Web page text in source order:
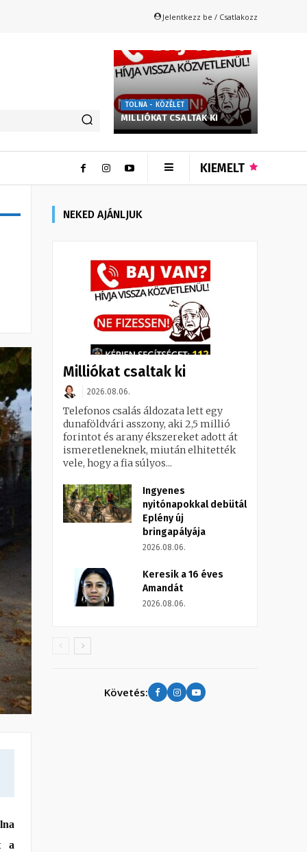
Jelentkezz be / Csatlakozz
TOLNA - KÖZÉLET
MILLIÓKAT CSALTAK KI
KIEMELT
a
NEKED AJÁNLJUK
Milliókat csaltak ki
2026.08.06.
Telefonos csalás áldozata lett egy
dunaföldvári asszony, aki 2,5 millió
forintot és arany ékszereket adott át
ismeretleneknek, miután elhitették
vele, hogy a fia súlyos...
Ingyenes
nyitónapokkal debütál
Eplény új
bringapályája
2026.08.06.
Keresik a 16 éves
Amandát
2026.08.06.
Követés: